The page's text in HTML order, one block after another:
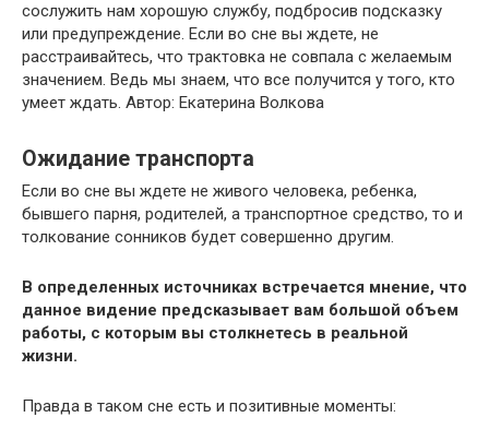
сослужить нам хорошую службу, подбросив подсказку
или предупреждение. Если во сне вы ждете, не
расстраивайтесь, что трактовка не совпала с желаемым
значением. Ведь мы знаем, что все получится у того, кто
умеет ждать. Автор: Екатерина Волкова
Ожидание транспорта
Если во сне вы ждете не живого человека, ребенка,
бывшего парня, родителей, а транспортное средство, то и
толкование сонников будет совершенно другим.
В определенных источниках встречается мнение, что
данное видение предсказывает вам большой объем
работы, с которым вы столкнетесь в реальной
жизни.
Правда в таком сне есть и позитивные моменты: